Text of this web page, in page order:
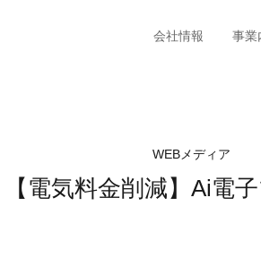
会社情報 事業
WEBメディア
【電気料金削減】Ai電